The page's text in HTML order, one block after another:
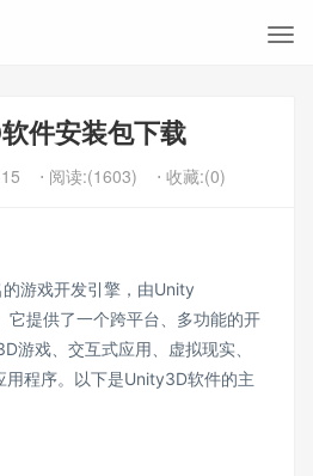
件安装包下载
⋅ 阅读:(1603) ⋅ 收藏:(0)
游戏开发引擎，由Unity
它提供了一个跨平台、多功能的开
游戏、交互式应用、虚拟现实、
用程序。以下是Unity3D软件的主